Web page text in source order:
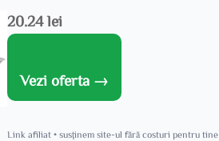
20.24 lei
Vezi oferta →
Link afiliat • susținem site-ul fără costuri pentru tine